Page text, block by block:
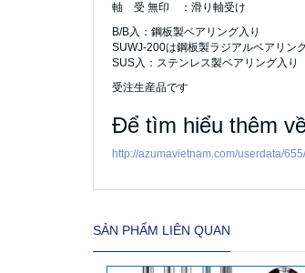
軸 受 無印 ：滑り軸受け
B/B入：鋼板製ベアリング入り
SUWJ-200は鋼板製ラジアルベアリン
SUS入：ステンレス製ベアリング入り
受注生産品です
Để tìm hiểu thêm
http://azumavietnam.com/userdata/
SẢN PHẨM LIÊN QUAN